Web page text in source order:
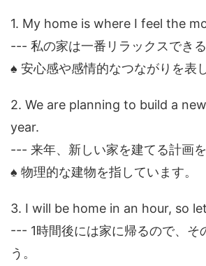
1. My home is where I feel the
--- 私の家は一番リラックスできる
♠ 安心感や感情的なつながりを表
2. We are planning to build a
year.
--- 来年、新しい家を建てる計画を
♠ 物理的な建物を指しています。
3. I will be home in an hour, so
--- 1時間後には家に帰るので、そ
う。